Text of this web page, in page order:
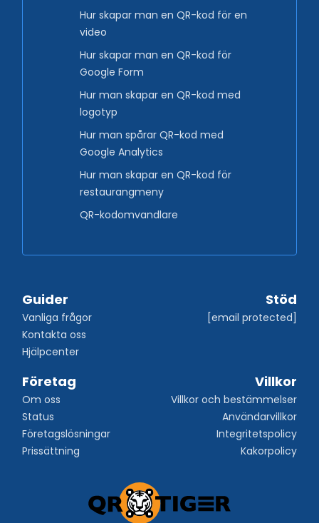
Hur skapar man en QR-kod för en
video
Hur skapar man en QR-kod för
Google Form
Hur man skapar en QR-kod med
logotyp
Hur man spårar QR-kod med
Google Analytics
Hur man skapar en QR-kod för
restaurangmeny
QR-kodomvandlare
Guider
Vanliga frågor
Kontakta oss
Hjälpcenter
Stöd
[email protected]
Företag
Om oss
Status
Företagslösningar
Prissättning
Villkor
Villkor och bestämmelser
Användarvillkor
Integritetspolicy
Kakorpolicy